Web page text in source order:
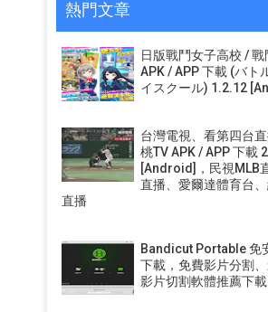
熱門文章
日版戰鬥女子高校 / 戰
APK / APP 下載 (バト
イスクール) 1.2.12
台灣電視、看第四台
桃TV APK / APP 下載
[Android]，民視MLB
直播、愛爾達體育台
直播
Bandicut Portable 免
下載，免費影片分割、
影片切割軟體推薦下